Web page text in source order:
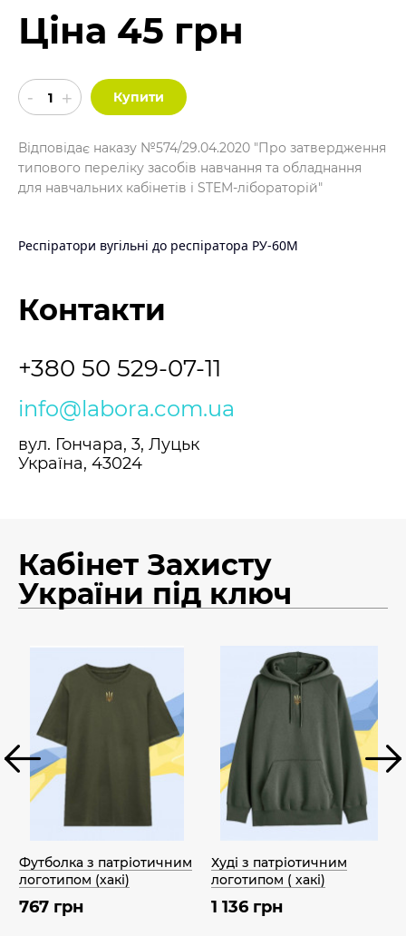
Ціна 45 грн
Купити
Відповідає наказу №574/29.04.2020 "Про затвердження
типового переліку засобів навчання та обладнання
для навчальних кабінетів і STEM-лібораторій"
Респіратори вугільні до респіратора РУ-60М
Контакти
+380 50 529-07-11
info@labora.com.ua
вул. Гончара, 3, Луцьк
Україна, 43024
Кабінет Захисту
України під ключ
Футболка з патріотичним
логотипом (хакі)
767 грн
Худі з патріотичним
логотипом ( хакі)
1 136 грн